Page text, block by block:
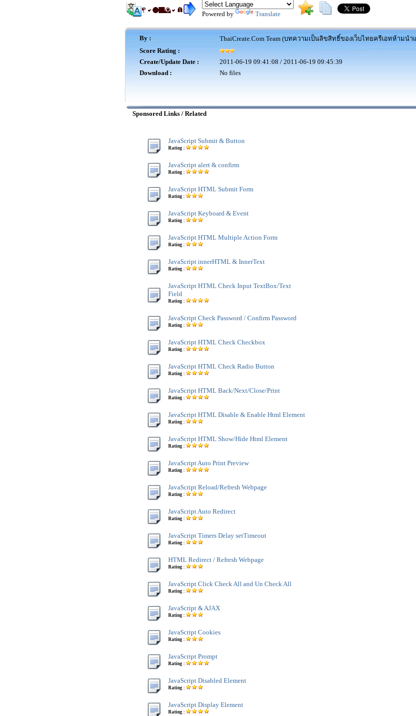
Powered by Translate
By :
ThaiCreate.Com Team (บทความเป็นลิขสิทธิ์ของเว็บไทยครีเอทห้ามน
Score Rating :
Create/Update Date :
2011-06-19 09:41:08 / 2011-06-19 09:45:39
Download :
No files
Sponsored Links / Related
JavaScript Submit & Button
Rating :
JavaScript alert & confirm
Rating :
JavaScript HTML Submit Form
Rating :
JavaScript Keyboard & Event
Rating :
JavaScript HTML Multiple Action Form
Rating :
JavaScript innerHTML & InnerText
Rating :
JavaScript HTML Check Input TextBox/Text
Field
Rating :
JavaScript Check Password / Confirm Password
Rating :
JavaScript HTML Check Checkbox
Rating :
JavaScript HTML Check Radio Button
Rating :
JavaScript HTML Back/Next/Close/Print
Rating :
JavaScript HTML Disable & Enable Html Element
Rating :
JavaScript HTML Show/Hide Html Element
Rating :
JavaScript Auto Print Preview
Rating :
JavaScript Reload/Refresh Webpage
Rating :
JavaScript Auto Redirect
Rating :
JavaScript Timers Delay setTimeout
Rating :
HTML Redirect / Refresh Webpage
Rating :
JavaScript Click Check All and Un Check All
Rating :
JavaScript & AJAX
Rating :
JavaScript Cookies
Rating :
JavaScript Prompt
Rating :
JavaScript Disabled Element
Rating :
JavaScript Display Element
Rating :